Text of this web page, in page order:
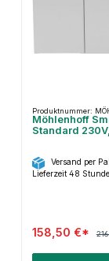
Produktnummer:
Möhlenhoff
Standard
Versand per
Lieferzeit 48
158,50 €*